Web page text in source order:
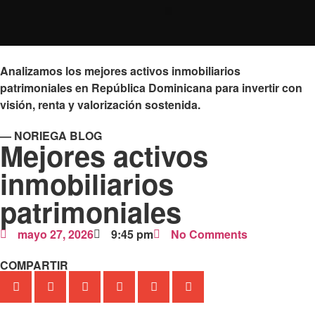
Analizamos los mejores activos inmobiliarios
patrimoniales en República Dominicana para invertir con
visión, renta y valorización sostenida.
— NORIEGA BLOG
Mejores activos
inmobiliarios
patrimoniales
mayo 27, 2026 9:45 pm
No Comments
COMPARTIR